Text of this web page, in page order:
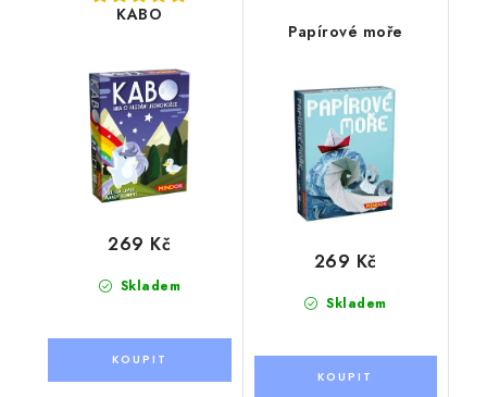
KABO
Skladem
269 Kč
Papírové moře
Skladem
269 Kč